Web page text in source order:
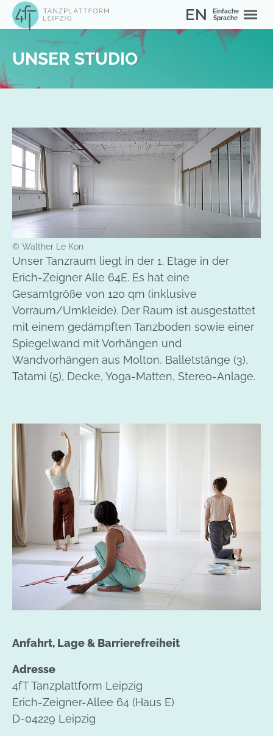
Zum Hauptinhalt springen
Skip to page footer EN
Einfache
Sprache
Sie sind hier:
Home Über uns
UNSER STUDIO
Show larger version for:
© Walther Le Kon
Unser Tanzraum liegt in der 1. Etage in der
Erich-Zeigner Alle 64E. Es hat eine
Gesamtgröße von 120 qm (inklusive
Vorraum/Umkleide). Der Raum ist ausgestattet
mit einem gedämpften Tanzboden sowie einer
Spiegelwand mit Vorhängen und
Wandvorhängen aus Molton, Balletstänge (3),
Tatami (5), Decke, Yoga-Matten, Stereo-Anlage.
Anfahrt, Lage & Barrierefreiheit
Adresse
4fT Tanzplattform Leipzig
Erich-Zeigner-Allee 64 (Haus E)
D-04229 Leipzig